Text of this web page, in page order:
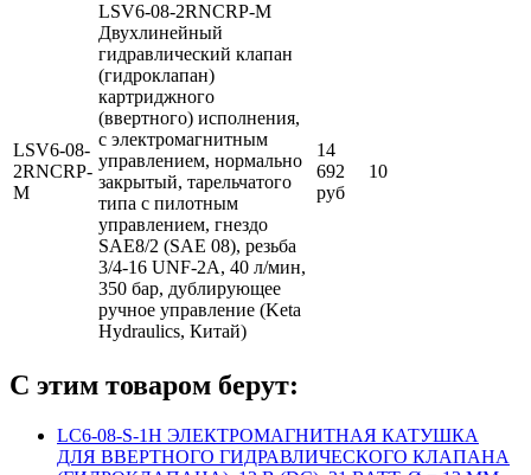
LSV6-08-
2RNCRP-
M
LSV6-08-2RNCRP-M
Двухлинейный
гидравлический клапан
(гидроклапан)
картриджного
(ввертного) исполнения,
с электромагнитным
управлением, нормально
закрытый, тарельчатого
типа с пилотным
управлением, гнездо
SAE8/2 (SAE 08), резьба
3/4-16 UNF-2A, 40 л/мин,
350 бар, дублирующее
ручное управление (Keta
Hydraulics, Китай)
14
692
руб
10
С этим товаром берут:
LC6-08-S-1H ЭЛЕКТРОМАГНИТНАЯ КАТУШКА
ДЛЯ ВВЕРТНОГО ГИДРАВЛИЧЕСКОГО КЛАПАНА